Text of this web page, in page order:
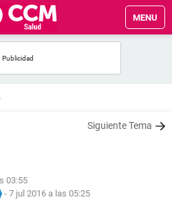
MENU
Siguiente Tema
03:55
- 7 jul 2016 a las 05:25